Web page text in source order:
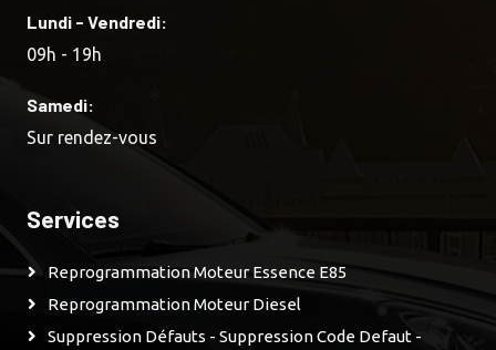
Lundi - Vendredi:
09h - 19h
Samedi:
Sur rendez-vous
Services
Reprogrammation Moteur Essence E85
Reprogrammation Moteur Diesel
Suppression Défauts - Suppression Code Defaut -